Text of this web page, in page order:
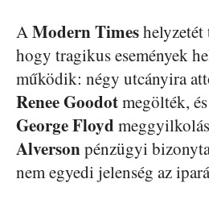
AModern Timeshelyzetét
hogy tragikus események
működik: négy utcányira
Renee Goodotmegölték,
George Floyd
Alversonpénzügyi
nem egyedi jelenség az